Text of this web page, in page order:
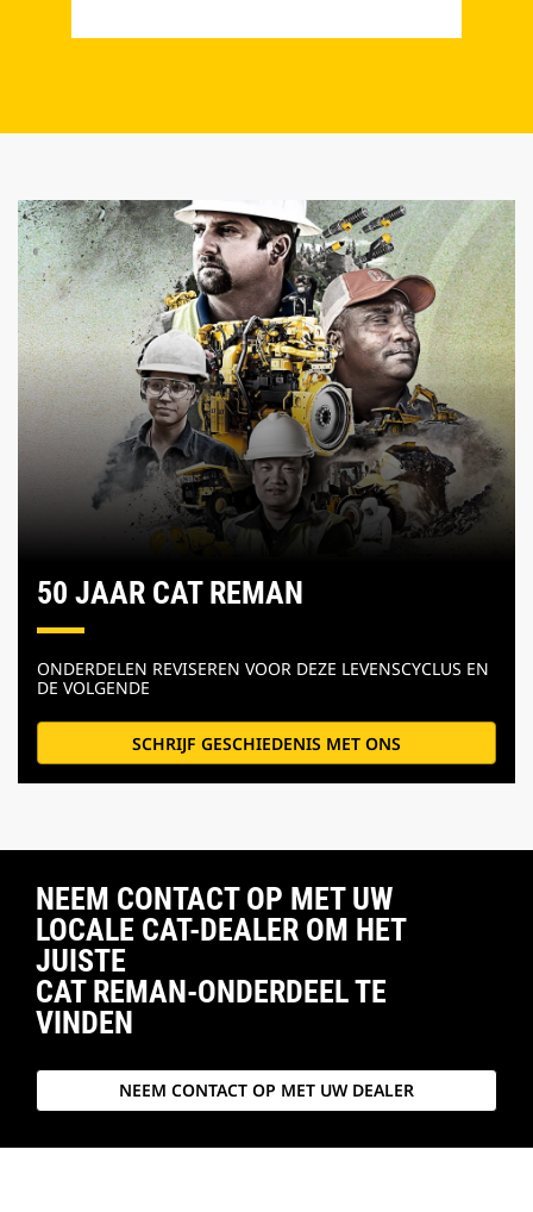
50 JAAR CAT REMAN
ONDERDELEN REVISEREN VOOR DEZE LEVENSCYCLUS EN
DE VOLGENDE
SCHRIJF GESCHIEDENIS MET ONS
NEEM CONTACT OP MET UW
LOCALE CAT-DEALER OM HET
JUISTE
CAT REMAN-ONDERDEEL TE
VINDEN
NEEM CONTACT OP MET UW DEALER